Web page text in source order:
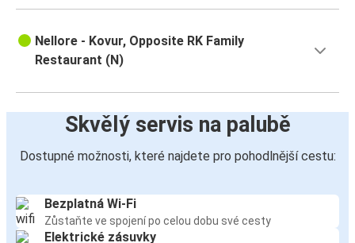
Nellore - Kovur, Opposite RK Family
Restaurant (N)
Skvělý servis na palubě
Dostupné možnosti, které najdete pro pohodlnější cestu:
Bezplatná Wi-Fi
Zůstaňte ve spojení po celou dobu své cesty
Elektrické zásuvky